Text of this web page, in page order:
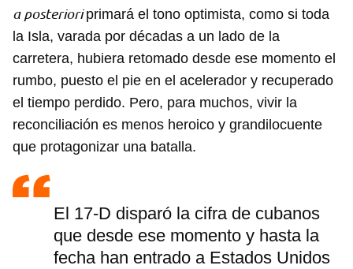
a posterioriprimará el tono optimista, como si toda
la Isla, varada por décadas a un lado de la
carretera, hubiera retomado desde ese momento el
rumbo, puesto el pie en el acelerador y recuperado
el tiempo perdido. Pero, para muchos, vivir la
reconciliación es menos heroico y grandilocuente
que protagonizar una batalla.
El 17-D disparó la cifra de cubanos
que desde ese momento y hasta la
fecha han entrado a Estados Unidos